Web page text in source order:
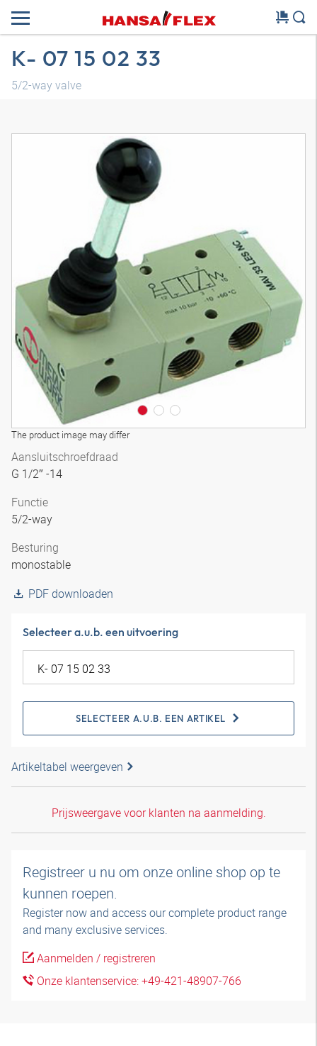
K- 07 15 02 33
5/2-way valve
The product image may differ
3D-model
Aansluitschroefdraad
G 1/2″ -14
Functie
5/2-way
Besturing
monostable
PDF downloaden
Selecteer a.u.b. een uitvoering
SELECTEER A.U.B. EEN ARTIKEL
Artikeltabel weergeven
Prijsweergave voor klanten na aanmelding.
Registreer u nu om onze online shop op te
kunnen roepen.
Register now and access our complete product range
and many exclusive services.
Aanmelden / registreren
Onze klantenservice: +49-421-48907-766